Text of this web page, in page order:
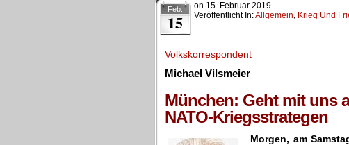
Feb.
15
on 15. Februar 2019
Veröffentlicht In:Allgemein, Krieg Und
Volkskorrespondent
Michael Vilsmeier
München: Geht mit uns
NATO-Kriegsstrategen
Morgen, am